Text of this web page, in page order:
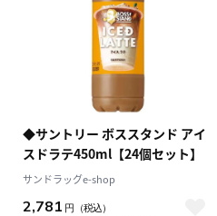
◆サントリー ボススタンド アイ
スドラテ450ml【24個セット】
サンドラッグe-shop
2,781 円 （税込）